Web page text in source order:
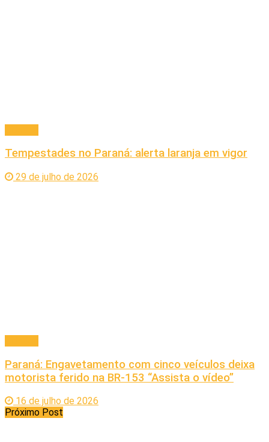
Tempestades no Paraná: alerta laranja em vigor
29 de julho de 2026
Paraná: Engavetamento com cinco veículos deixa
motorista ferido na BR-153 “Assista o vídeo”
16 de julho de 2026
Próximo Post